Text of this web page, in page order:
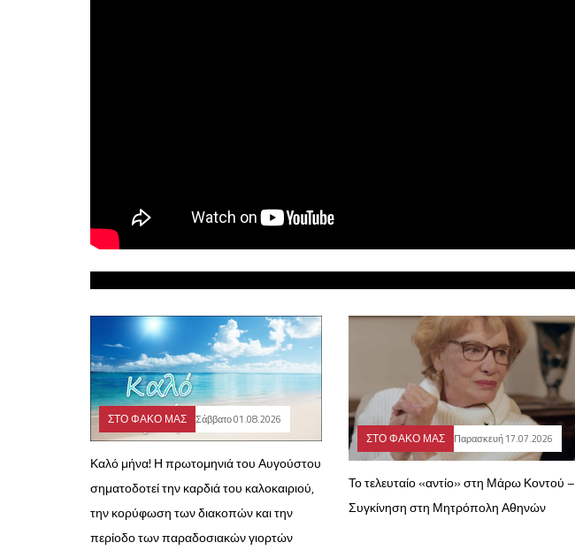
ΣΤΟ ΦΑΚΟ ΜΑΣ Σάββατο 01.08.2026
Καλό μήνα! Η πρωτομηνιά του Αυγούστου
σηματοδοτεί την καρδιά του καλοκαιριού,
την κορύφωση των διακοπών και την
περίοδο των παραδοσιακών γιορτών
ΣΤΟ ΦΑΚΟ ΜΑΣ Παρασκευή 17.07.2026
Το τελευταίο «αντίο» στη Μάρω Κοντού –
Συγκίνηση στη Μητρόπολη Αθηνών